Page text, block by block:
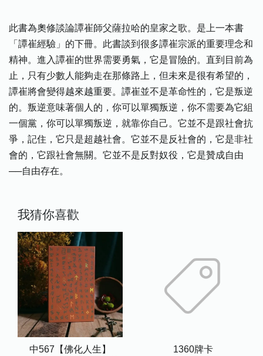
此書為奧修談論譚崔師父薩拉哈的皇家之歌。是上一本書
「譚崔經驗」的下冊。此書談到很多譚崔宗派的重要理念和
精神。進入譚崔的世界需要勇氣，它是冒險的。直到目前為
止，只有少數人能夠走在那條路上，但未來是很有希望的，
譚崔將會變得越來越重要。譚崔並不是革命性的，它是叛逆
的。叛逆意味著個人的，你可以單獨叛逆，你不需要為它組
一個黨，你可以單獨叛逆，就靠你自己。它並不是跟社會抗
爭，記住，它只是超越社會。它並不是反社會的，它是非社
會的，它跟社會無關。它並不是反對奴役，它是贊成自由
──自由存在。
我猜你喜歡
中567【佛化人生】
1360牌卡